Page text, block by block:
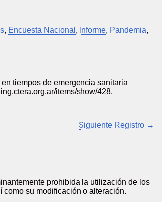
, Encuesta Nacional , Informe, Pandemia,
tiempos de emergencia sanitaria
items/show/428.
Siguiente Registro →
prohibida la utilización de los
como su modificación o alteración.